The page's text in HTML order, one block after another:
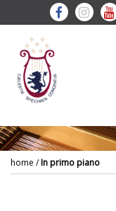
home /In primo piano